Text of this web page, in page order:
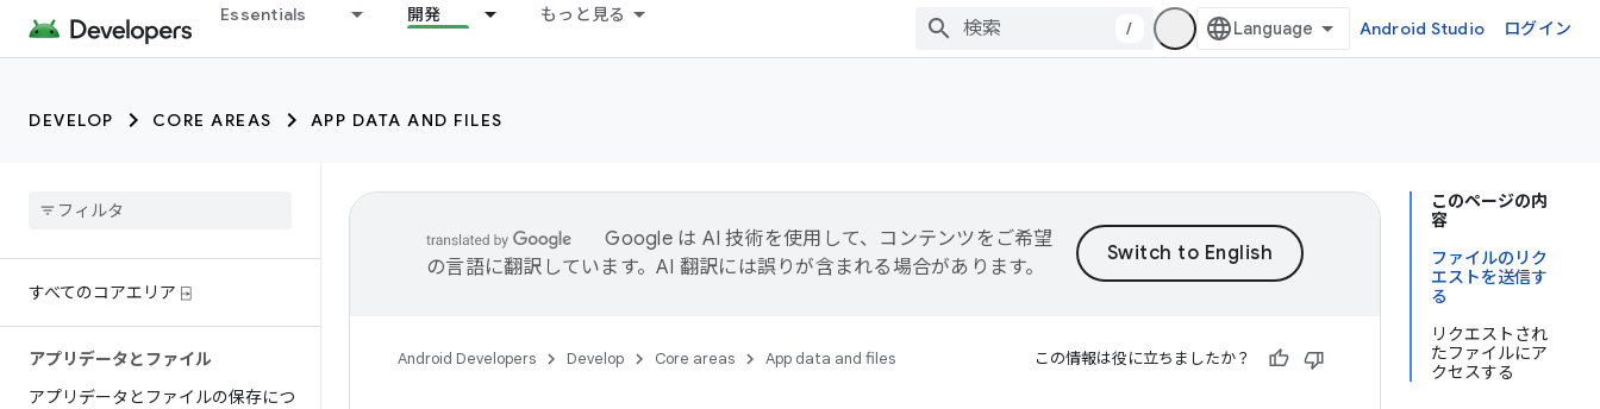
Essentials 開発 もっと見る
/ Android Studio ログイン
DEVELOP CORE AREAS APP DATA AND FILES
すべてのコアエリア ⍈
アプリデータとファイル
アプリデータとファイルの保存につ
このページの内
容
ファイルのリク
エストを送信す
る
リクエストされ
たファイルにア
クセスする
Google は AI 技術を使用して、コンテンツをご希望
の言語に翻訳しています。AI 翻訳には誤りが含まれる場合があります。
Android Developers Develop Core areas App data and files この情報は役に立ちましたか？